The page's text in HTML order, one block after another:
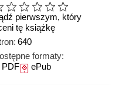
pierwszym, który
tę książkę
640
formaty:
ePub